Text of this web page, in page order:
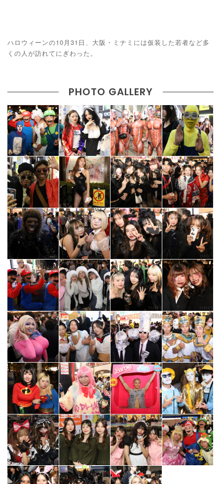
ハロウィーンの10月31日、大阪・ミナミには仮装した若者など多
くの人が訪れてにぎわった。
PHOTO GALLERY